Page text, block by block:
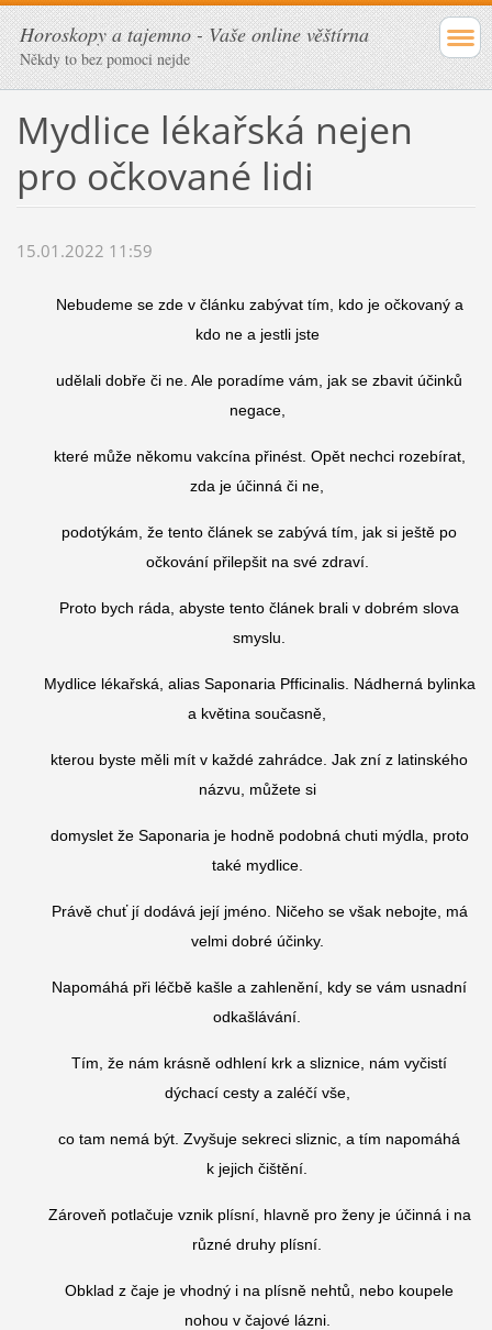
Horoskopy a tajemno - Vaše online věštírna
Někdy to bez pomoci nejde
Mydlice lékařská nejen
pro očkované lidi
15.01.2022 11:59
Nebudeme se zde v článku zabývat tím, kdo je očkovaný a
kdo ne a jestli jste
udělali dobře či ne. Ale poradíme vám, jak se zbavit účinků
negace,
které může někomu vakcína přinést. Opět nechci rozebírat,
zda je účinná či ne,
podotýkám, že tento článek se zabývá tím, jak si ještě po
očkování přilepšit na své zdraví.
Proto bych ráda, abyste tento článek brali v dobrém slova
smyslu.
Mydlice lékařská, alias Saponaria Pfficinalis. Nádherná bylinka
a květina současně,
kterou byste měli mít v každé zahrádce. Jak zní z latinského
názvu, můžete si
domyslet že Saponaria je hodně podobná chuti mýdla, proto
také mydlice.
Právě chuť jí dodává její jméno. Ničeho se však nebojte, má
velmi dobré účinky.
Napomáhá při léčbě kašle a zahlenění, kdy se vám usnadní
odkašlávání.
Tím, že nám krásně odhlení krk a sliznice, nám vyčistí
dýchací cesty a zaléčí vše,
co tam nemá být. Zvyšuje sekreci sliznic, a tím napomáhá
k jejich čištění.
Zároveň potlačuje vznik plísní, hlavně pro ženy je účinná i na
různé druhy plísní.
Obklad z čaje je vhodný i na plísně nehtů, nebo koupele
nohou v čajové lázni.